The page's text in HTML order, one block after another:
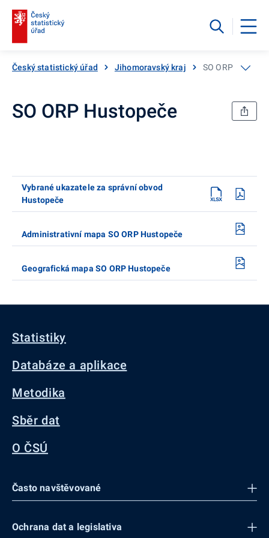
Český statistický úřad Jihomoravský kraj SO ORP
SO ORP Hustopeče
Vybrané ukazatele za správní obvod
Hustopeče
Administrativní mapa SO ORP Hustopeče
Geografická mapa SO ORP Hustopeče
Statistiky
Databáze a aplikace
Metodika
Sběr dat
O ČSÚ
Často navštěvované
Ochrana dat a legislativa